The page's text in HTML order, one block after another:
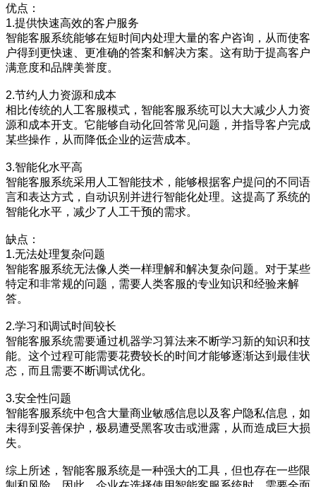
优点：
1.提供快速高效的客户服务
智能客服系统能够在短时间内处理大量的客户咨询，从而使客
户得到更快速、更准确的答案和解决方案。这有助于提高客户
满意度和品牌美誉度。
2.节约人力资源和成本
相比传统的人工客服模式，智能客服系统可以大大减少人力资
源和成本开支。它能够自动化回答常见问题，并指导客户完成
某些操作，从而降低企业的运营成本。
3.智能化水平高
智能客服系统采用人工智能技术，能够根据客户提问的不同语
言和表达方式，自动识别并进行智能化处理。这提高了系统的
智能化水平，减少了人工干预的需求。
缺点：
1.无法处理复杂问题
智能客服系统无法像人类一样理解和解决复杂问题。对于某些
特定和非常规的问题，需要人类客服的专业知识和经验来解
答。
2.学习和调试时间较长
智能客服系统需要通过机器学习算法来不断学习新的知识和技
能。这个过程可能需要花费较长的时间才能够逐渐达到最佳状
态，而且需要不断调试优化。
3.安全性问题
智能客服系统中包含大量商业敏感信息以及客户隐私信息，如
未得到妥善保护，极易遭受黑客攻击或泄露，从而造成巨大损
失。
综上所述，智能客服系统是一种强大的工具，但也存在一些限